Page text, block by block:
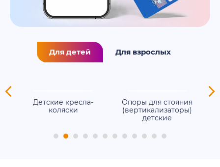
Для детей Для взрослых
Детские кресла-
коляски
Опоры для стояния
(вертикализаторы)
детские